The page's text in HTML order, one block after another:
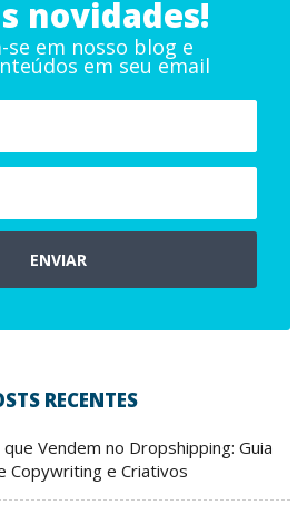
novidades!
se em nosso blog e
em seu email
ENVIAR
RECENTES
Vendem no Dropshipping: Guia
Copywriting e Criativos